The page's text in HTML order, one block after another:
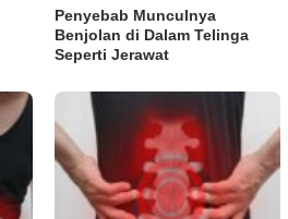
Penyebab Munculnya
Benjolan di Dalam Telinga
Seperti Jerawat